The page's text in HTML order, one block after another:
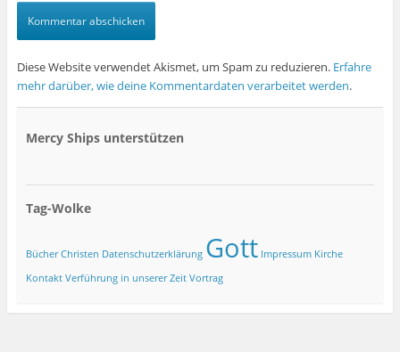
Diese Website verwendet Akismet, um Spam zu reduzieren. Erfahre
mehr darüber, wie deine Kommentardaten verarbeitet werden.
Mercy Ships unterstützen
Tag-Wolke
Bücher Christen Datenschutzerklärung Gott Impressum Kirche
Kontakt Verführung in unserer Zeit Vortrag